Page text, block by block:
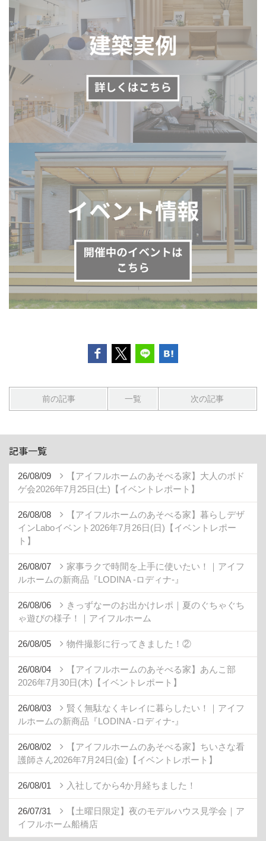
前の記事 一覧 次の記事
記事一覧
26/08/09
【アイフルホームのあそべる家】大人のボド
ゲ会2026年7月25日(土)【イベントレポート】
26/08/08
【アイフルホームのあそべる家】暮らしデザ
インLaboイベント2026年7月26日(日)【イベントレポー
ト】
26/08/07
家事ラクで時間を上手に使いたい！｜アイフ
ルホームの新商品『LODINA -ロディナ-』
26/08/06
きっずなーのお出かけレポ｜夏のぐちゃぐち
ゃ遊びの様子！｜アイフルホーム
26/08/05 物件撮影に行ってきました！②
26/08/04
【アイフルホームのあそべる家】あんこ部
2026年7月30日(木)【イベントレポート】
26/08/03
賢く無駄なくキレイに暮らしたい！｜アイフ
ルホームの新商品『LODINA -ロディナ-』
26/08/02
【アイフルホームのあそべる家】ちいさな看
護師さん2026年7月24日(金)【イベントレポート】
26/08/01 入社してから4か月経ちました！
26/07/31
【土曜日限定】夜のモデルハウス見学会｜ア
イフルホーム船橋店